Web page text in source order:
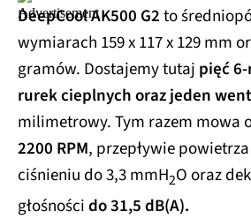
DeepCool AK500 G2to
wymiarach 159 x 117 x 129 mm
gramów. Dostajemy tutaj pięć
rurek cieplnych oraz jeden
milimetrowy. Tym razem mowa
2200 RPM, przepływie powietrza
ciśnieniu do 3,3 mmH2O oraz
głośnoścido 31,5 dB(A).